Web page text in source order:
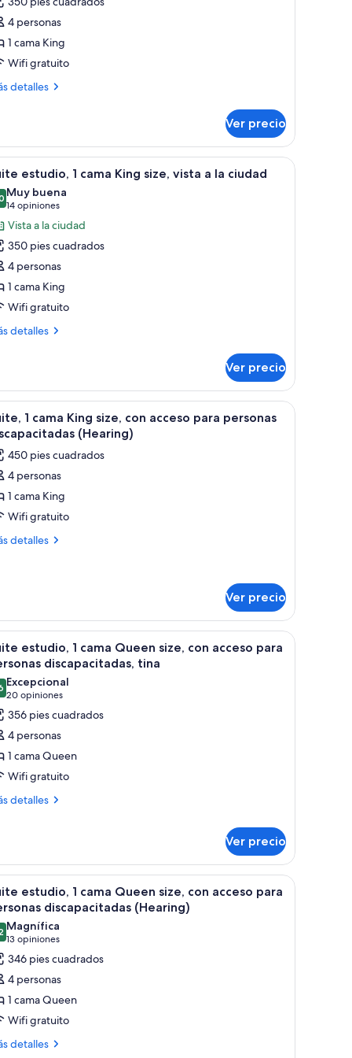
4 personas
1 cama King
Wifi gratuito
detalles
Ver precio
un sofá, un pequeño reposapiés, una mesita de noche, una lámpara y
Habitación de hotel con cama, escritorio,
11 estudio, 1 cama King size, vista a la ciudad
de 10
Muy buena
14 opiniones
(14
opiniones)
Vista a la ciudad
350 pies cuadrados
4 personas
1 cama King
Wifi gratuito
detalles
Ver precio
de noche con una lámpara.
sofá, sillón, televisor y un cuadro en la pared.Una habitación de hotel con un escritorio,
10
1 cama King size, con acceso para personas
(Hearing)
450 pies cuadrados
4 personas
1 cama King
Wifi gratuito
detalles
Ver precio
televisor, silla y sofá. Habitación de hotel con sofá, mesita de
10 estudio, 1 cama Queen size, con acceso para
discapacitadas, tina
de 10
Excepcional
20 opiniones
(20
opiniones)
356 pies cuadrados
4 personas
1 cama Queen
Wifi gratuito
detalles
Ver precio
silla moderna, televisión y un armario.Una habitación de hotel con cama,
10 estudio, 1 cama Queen size, con acceso para
discapacitadas (Hearing)
de 10
Magnífica
13 opiniones
(13
opiniones)
346 pies cuadrados
4 personas
1 cama Queen
Wifi gratuito
detalles